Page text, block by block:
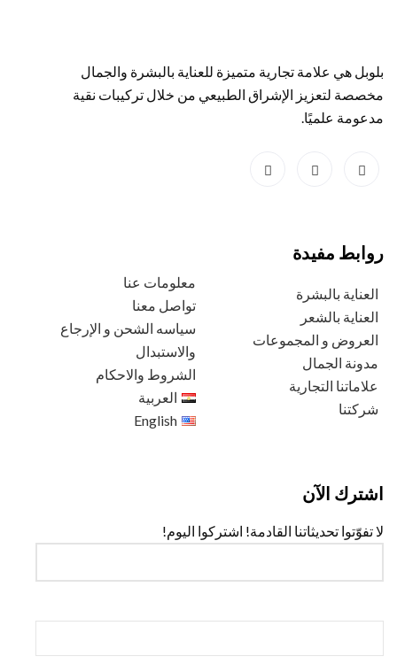
بلوبل هي علامة تجارية متميزة للعناية بالبشرة والجمال
مخصصة لتعزيز الإشراق الطبيعي من خلال تركيبات نقية
مدعومة علميًا.
روابط مفيدة
العناية بالبشرة
العناية بالشعر
العروض و المجموعات
مدونة الجمال
علاماتنا التجارية
شركتنا
معلومات عنا
تواصل معنا
سياسه الشحن و الإرجاع
والاستبدال
الشروط والاحكام
العربية
English
اشترك الآن
لا تفوّتوا تحديثاتنا القادمة! اشتركوا اليوم!